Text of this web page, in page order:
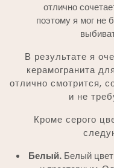
отлично
поэтому я мог не
В результате я
керамогранита
отлично смотрится,
и не
Кроме серого
Белый.Белый цвет